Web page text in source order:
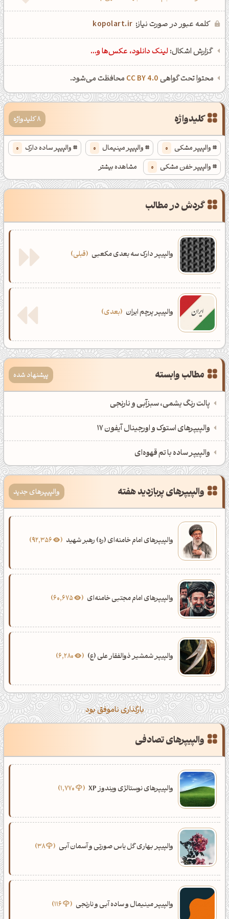
کلمه عبور در صورت نیاز: kopolart.ir
گزارش اشکال: لینک دانلود، عکس‌ها و...
محتوا تحت گواهیCC BY 4.0 محافظت می‌شود.
کلیدواژه 8 کلیدواژه
والپیپر مشکی 0 والپیپر مینیمال 0 والپیپر ساده دارک 0
والپیپر خفن مشکی 0
مشاهده بیشتر
پس زمینه دارک 0 والپیپر مشکی خاص 0
پس زمینه مینیمال مشکی
گردش در مطالب
والپیپر دارک سه بعدی مکعبی قبلی
والپیپر پرچم ایران بعدی
مطالب وابسته پیشنهاد شده
پالت رنگ یشمی، سبزآبی و نارنجی
والپیپرهای استوک و اورجینال آیفون 17
والپیپر ساده با تم قهوه‌ای
والپیپرهای پربازدید هفته والپیپرهای جدید
والپیپرهای امام خامنه‌ای (ره) رهبر شهید
والپیپرهای امام مجتبی خامنه‌ای 60,675
والپیپر شمشیر ذوالفقار علی (ع)
بارگذاری ناموفق بود
والپیپرهای تصادفی
والپیپرهای نوستالژی ویندوز XP
والپیپر بهاری گل یاس صورتی و آسمان آبی 38
والپیپر مینیمال و ساده آبی و نارنجی